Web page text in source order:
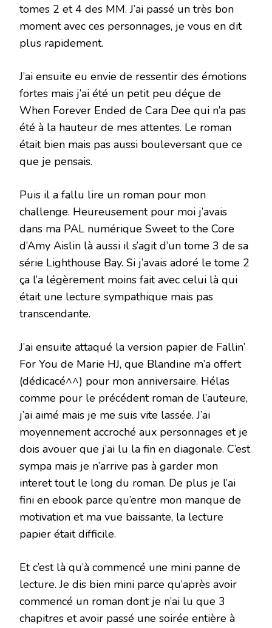
tomes 2 et 4 des MM. J’ai passé un très bon
moment avec ces personnages, je vous en dit
plus rapidement.
J’ai ensuite eu envie de ressentir des émotions
fortes mais j’ai été un petit peu déçue de
When Forever Ended de Cara Dee qui n’a pas
été à la hauteur de mes attentes. Le roman
était bien mais pas aussi bouleversant que ce
que je pensais.
Puis il a fallu lire un roman pour mon
challenge. Heureusement pour moi j’avais
dans ma PAL numérique Sweet to the Core
d’Amy Aislin là aussi il s’agit d’un tome 3 de sa
série Lighthouse Bay. Si j’avais adoré le tome 2
ça l’a légèrement moins fait avec celui là qui
était une lecture sympathique mais pas
transcendante.
J’ai ensuite attaqué la version papier de Fallin’
For You de Marie HJ, que Blandine m’a offert
(dédicacé^^) pour mon anniversaire. Hélas
comme pour le précédent roman de l’auteure,
j’ai aimé mais je me suis vite lassée. J’ai
moyennement accroché aux personnages et je
dois avouer que j’ai lu la fin en diagonale. C’est
sympa mais je n’arrive pas à garder mon
interet tout le long du roman. De plus je l’ai
fini en ebook parce qu’entre mon manque de
motivation et ma vue baissante, la lecture
papier était difficile.
Et c’est là qu’à commencé une mini panne de
lecture. Je dis bien mini parce qu’après avoir
commencé un roman dont je n’ai lu que 3
chapitres et avoir passé une soirée entière à